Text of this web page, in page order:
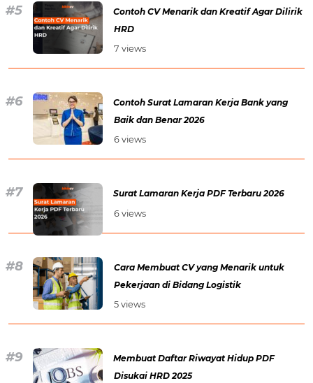
Contoh CV Menarik dan Kreatif Agar Dilirik
HRD
7 views
Contoh Surat Lamaran Kerja Bank yang
Baik dan Benar 2026
6 views
Surat Lamaran Kerja PDF Terbaru 2026
6 views
Cara Membuat CV yang Menarik untuk
Pekerjaan di Bidang Logistik
5 views
Membuat Daftar Riwayat Hidup PDF
Disukai HRD 2025